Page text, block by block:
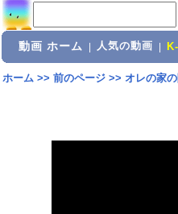
動画 ホーム 人気の動画
ホーム>> 前のページ>> オレの家